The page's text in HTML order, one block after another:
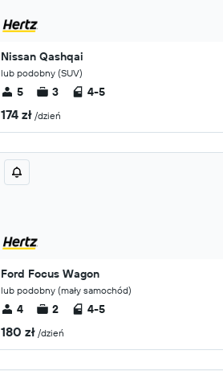
Nissan Qashqai
lub podobny (SUV)
5 3 4-5
174 zł /dzień
Ford Focus Wagon
lub podobny (mały samochód)
4 2 4-5
180 zł /dzień